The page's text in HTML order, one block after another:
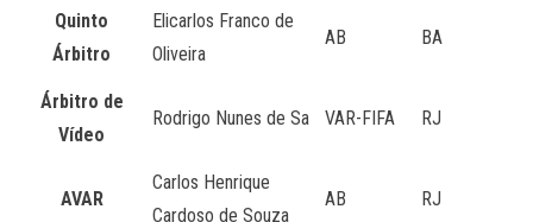
Quinto
Árbitro
Elicarlos Franco de
Oliveira
AB BA
Árbitro de
Vídeo
Rodrigo Nunes de Sa VAR-FIFA RJ
AVAR
Carlos Henrique
Cardoso de Souza
AB RJ